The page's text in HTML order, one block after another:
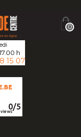
0
h
15 07
0/5